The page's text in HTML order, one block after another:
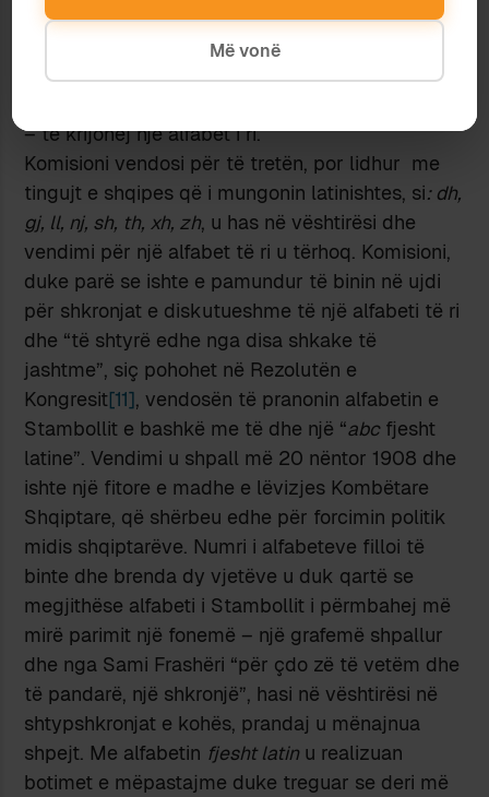
– te pranohej një nga alfabetet ekzistuese (të
shoqërisë Agimi, të shoqërisë Bashkimi apo ai i
Stambollit)
– të krijohej një alfabet i ri.
Komisioni vendosi për të tretën, por lidhur me
tingujt e shqipes që i mungonin latinishtes, si: dh,
gj, ll, nj, sh, th, xh, zh, u has në vështirësi dhe
vendimi për një alfabet të ri u tërhoq. Komisioni,
duke parë se ishte e pamundur të binin në ujdi
për shkronjat e diskutueshme të një alfabeti të ri
dhe “të shtyrë edhe nga disa shkake të
jashtme”, siç pohohet në Rezolutën e
Kongresit[11], vendosën të pranonin alfabetin e
Stambollit e bashkë me të dhe një “abcfjesht
latine”. Vendimi u shpall më 20 nëntor 1908 dhe
ishte një fitore e madhe e lëvizjes Kombëtare
Shqiptare, që shërbeu edhe për forcimin politik
midis shqiptarëve. Numri i alfabeteve filloi të
binte dhe brenda dy vjetëve u duk qartë se
megjithëse alfabeti i Stambollit i përmbahej më
mirë parimit një fonemë – një grafemë shpallur
dhe nga Sami Frashëri “për çdo zë të vetëm dhe
të pandarë, një shkronjë”, hasi në vështirësi në
shtypshkronjat e kohës, prandaj u mënajnua
shpejt. Me alfabetin fjesht latin u realizuan
botimet e mëpastajme duke treguar se deri më
Më vonë